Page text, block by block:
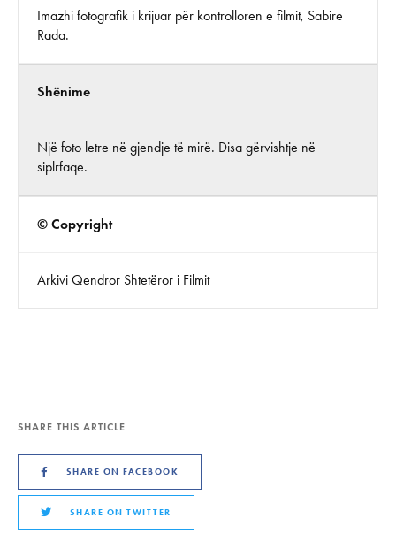
Imazhi fotografik i krijuar për kontrolloren e filmit, Sabire
Rada.
Shënime
Një foto letre në gjendje të mirë. Disa gërvishtje në
siplrfaqe.
© Copyright
Arkivi Qendror Shtetëror i Filmit
SHARE THIS ARTICLE
SHARE ON FACEBOOK
SHARE ON TWITTER